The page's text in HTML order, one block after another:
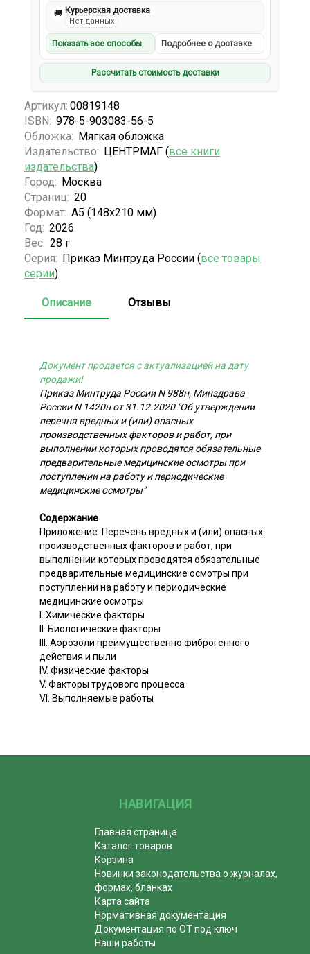
🚚 Курьерская доставка
Нет данных
Показать все способы Подробнее о доставке
Рассчитать стоимость доставки
Артикул: 00819148
ISBN: 978-5-903083-56-5
Обложка: Мягкая обложка
Издательство: ЦЕНТРМАГ (все книги
издательства)
Город: Москва
Страниц: 20
Формат: А5 (148x210 мм)
Год: 2026
Вес: 28 г
Серия: Приказ Минтруда России (все товары
серии)
Описание Отзывы
Документ продается с актуализацией на дату
продажи!
Приказ Минтруда России N 988н, Минздрава
России N 1420н от 31.12.2020 "Об утверждении
перечня вредных и (или) опасных
производственных факторов и работ, при
выполнении которых проводятся обязательные
предварительные медицинские осмотры при
поступлении на работу и периодические
медицинские осмотры"
Содержание
Приложение. Перечень вредных и (или) опасных
производственных факторов и работ, при
выполнении которых проводятся обязательные
предварительные медицинские осмотры при
поступлении на работу и периодические
медицинские осмотры
I. Химические факторы
II. Биологические факторы
III. Аэрозоли преимущественно фиброгенного
действия и пыли
IV. Физические факторы
V. Факторы трудового процесса
VI. Выполняемые работы
НАВИГАЦИЯ
Главная страница
Каталог товаров
Корзина
Новинки законодательства о журналах,
формах, бланках
Карта сайта
Нормативная документация
Документация по ОТ под ключ
Наши работы